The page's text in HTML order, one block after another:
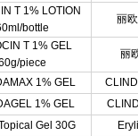
T 1% LOTION
bottle
丽
T 1% GEL
piece
丽
1% GEL
1% GEL
Gel 30G